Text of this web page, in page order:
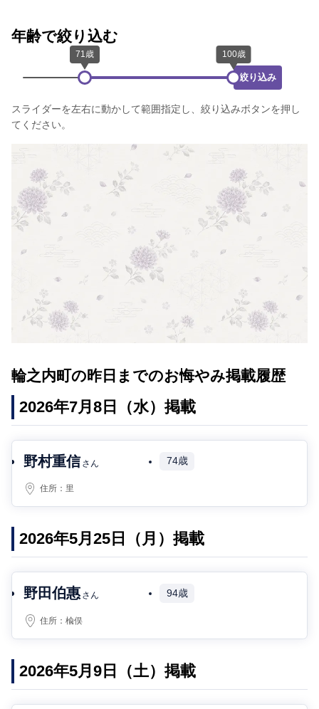
年齢で絞り込む
絞り込み
スライダーを左右に動かして範囲指定し、絞り込みボタンを押し
てください。
輪之内町の昨日までのお悔やみ掲載履歴
2026年7月8日（水）掲載
野村重信 さん 74歳
住所： 里
2026年5月25日（月）掲載
野田伯惠 さん 94歳
住所：楡俣
2026年5月9日（土）掲載